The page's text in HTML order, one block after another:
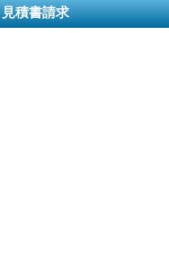
見積書請求